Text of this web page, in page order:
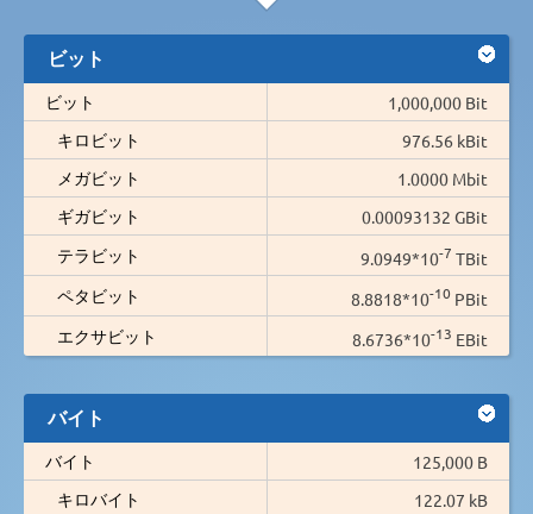
ビット
ビット
1,000,000 Bit
キロビット
976.56 kBit
メガビット
1.0000 Mbit
ギガビット
0.00093132 GBit
テラビット
9.0949*10-7 TBit
ペタビット
8.8818*10-10 PBit
エクサビット
8.6736*10-13 EBit
バイト
バイト
125,000 B
キロバイト
122.07 kB